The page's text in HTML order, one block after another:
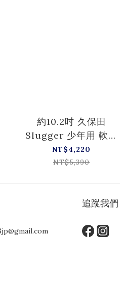
約10.2吋 久保田
Slugger 少年用 軟式
KSN-J6V
NT$4,220
NT$5,390
追蹤我們